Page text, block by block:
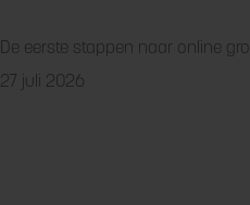
De eerste stappen naar online
27 juli 2026